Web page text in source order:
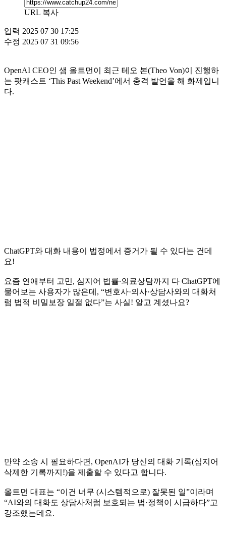
URL 복사
입력 2025 07 30 17:25
수정 2025 07 31 09:56
OpenAI CEO인 샘 올트먼이 최근 테오 본(Theo Von)이 진행하
는 팟캐스트 ‘This Past Weekend’에서 충격 발언을 해 화제입니
다.
ChatGPT와 대화 내용이 법정에서 증거가 될 수 있다는 건데
요!
요즘 연애부터 고민, 심지어 법률∙의료상담까지 다 ChatGPT에
물어보는 사용자가 많은데, “변호사·의사·상담사와의 대화처
럼 법적 비밀보장 일절 없다”는 사실! 알고 계셨나요?
만약 소송 시 필요하다면, OpenAI가 당신의 대화 기록(심지어
삭제한 기록까지!)을 제출할 수 있다고 합니다.
올트먼 대표는 “이건 너무 (시스템적으로) 잘못된 일”이라며
“AI와의 대화도 상담사처럼 보호되는 법·정책이 시급하다”고
강조했는데요.